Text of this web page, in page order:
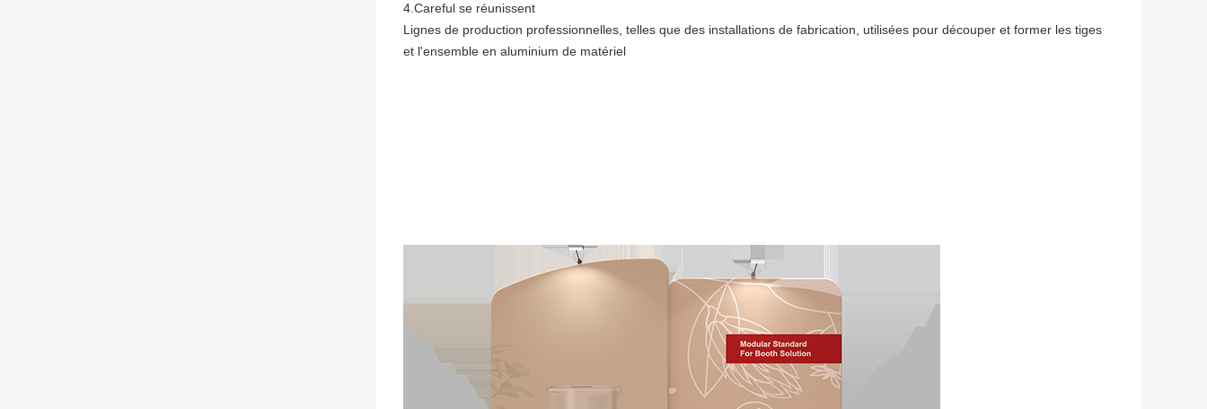
4.Careful se réunissent
Lignes de production professionnelles, telles que des installations de fabrication, utilisées pour découper et former les tiges
et l'ensemble en aluminium de matériel